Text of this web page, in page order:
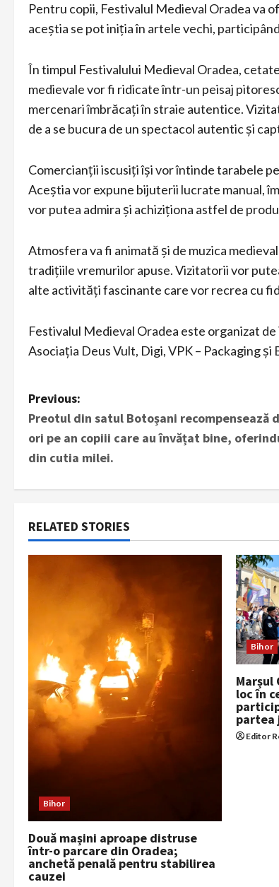
Pentru copii, Festivalul Medieval Oradea va
aceștia se pot iniția în artele vechi,
În timpul Festivalului Medieval Oradea,
medievale vor fi ridicate într-un peisaj
mercenari îmbrăcați în straie autentice.
de a se bucura de un spectacol autentic și
Comercianții iscusiți își vor întinde tarabele
Aceștia vor expune bijuterii lucrate manual,
vor putea admira și achiziționa astfel de
Atmosfera va fi animată și de muzica
tradițiile vremurilor apuse. Vizitatorii vor
alte activități fascinante care vor recrea cu
Festivalul Medieval Oradea este organizat
Asociația Deus Vult, Digi, VPK – Packaging și
P
o
s
t
n
a
g
a
t
i
o
Previous:
Preotul din satul Botoșani recompensează
ori pe an copiii care au învățat bine,
din cutia milei.
RELATED STORIES
Bihor
Două mașini aproape distruse
într-o parcare din Oradea;
anchetă penală pentru stabilirea
cauzei
Bihor
Marșul
loc în
partea
Editor